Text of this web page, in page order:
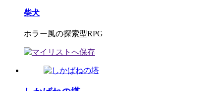
柴犬
ホラー風の探索型RPG